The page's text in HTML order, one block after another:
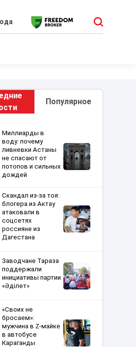
Популярное
Миллиарды в
воду: почему
ливневки Астаны
не спасают от
потопов и сильных
дождей
Скандал из-за тоя:
блогера из Актау
атаковали в
соцсетях
россияне из
Дагестана
Заводчане Тараза
поддержали
инициативы партии
«Әділет»
«Своих не
бросаем»:
мужчина в Z-майке
в автобусе
Караганды